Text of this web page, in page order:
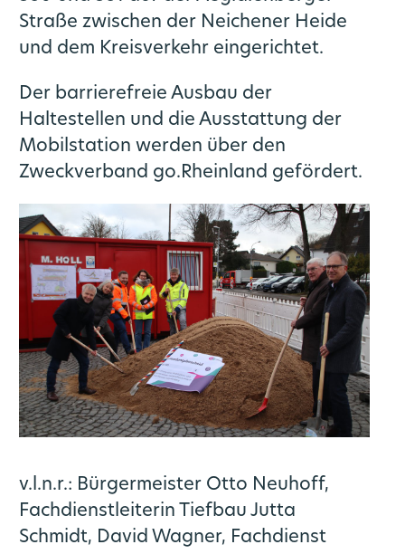
Straße zwischen der Neichener Heide
und dem Kreisverkehr eingerichtet.
Der barrierefreie Ausbau der
Haltestellen und die Ausstattung der
Mobilstation werden über den
Zweckverband go.Rheinland gefördert.
v.l.n.r.: Bürgermeister Otto Neuhoff,
Fachdienstleiterin Tiefbau Jutta
Schmidt, David Wagner, Fachdienst